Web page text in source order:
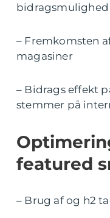
bidragsmulighed
– Fremkomsten
magasiner
– Bidrags effekt
stemmer på
featured
– Brug af og h2